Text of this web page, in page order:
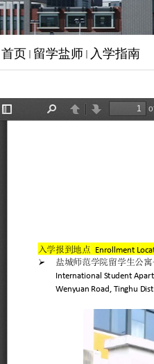
首页 留学盐师 入学指南